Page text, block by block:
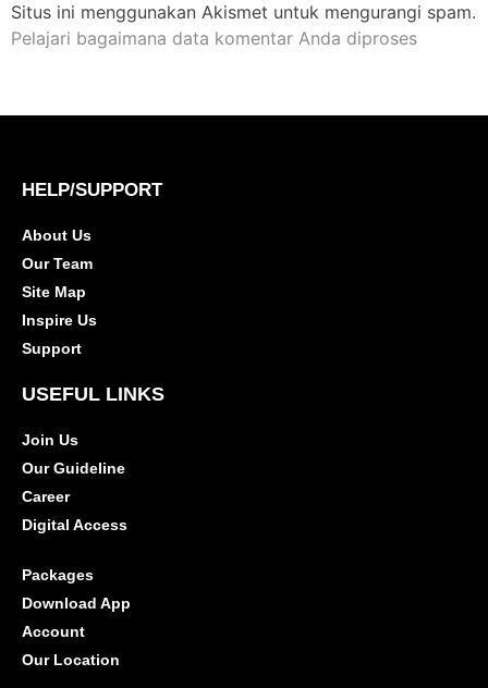
Situs ini menggunakan Akismet untuk mengurangi spam.
Pelajari bagaimana data komentar Anda diproses
HELP/SUPPORT
About Us
Our Team
Site Map
Inspire Us
Support
USEFUL LINKS
Join Us
Our Guideline
Career
Digital Access
Packages
Download App
Account
Our Location